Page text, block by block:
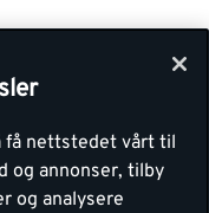
få nettstedet vårt til
og annonser, tilby
og analysere